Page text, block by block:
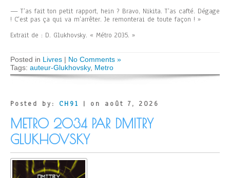
— T’as fait ton petit rapport, hein ? Bravo, Nikita. T’as cafté. Dégage
! C’est pas ça qui va m’arrêter. Je remonterai de toute façon ! »
Extrait de : D. Glukhovsky. « Métro 2035. »
Posted in Livres | No Comments »
Tags: auteur-Glukhovsky, Metro
Posted by: CH91 | on août 7, 2026
METRO 2034 PAR DMITRY
GLUKHOVSKY